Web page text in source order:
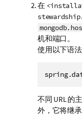
在
机和端口。
使用以下语法
不同 URL 的
外，它将继承